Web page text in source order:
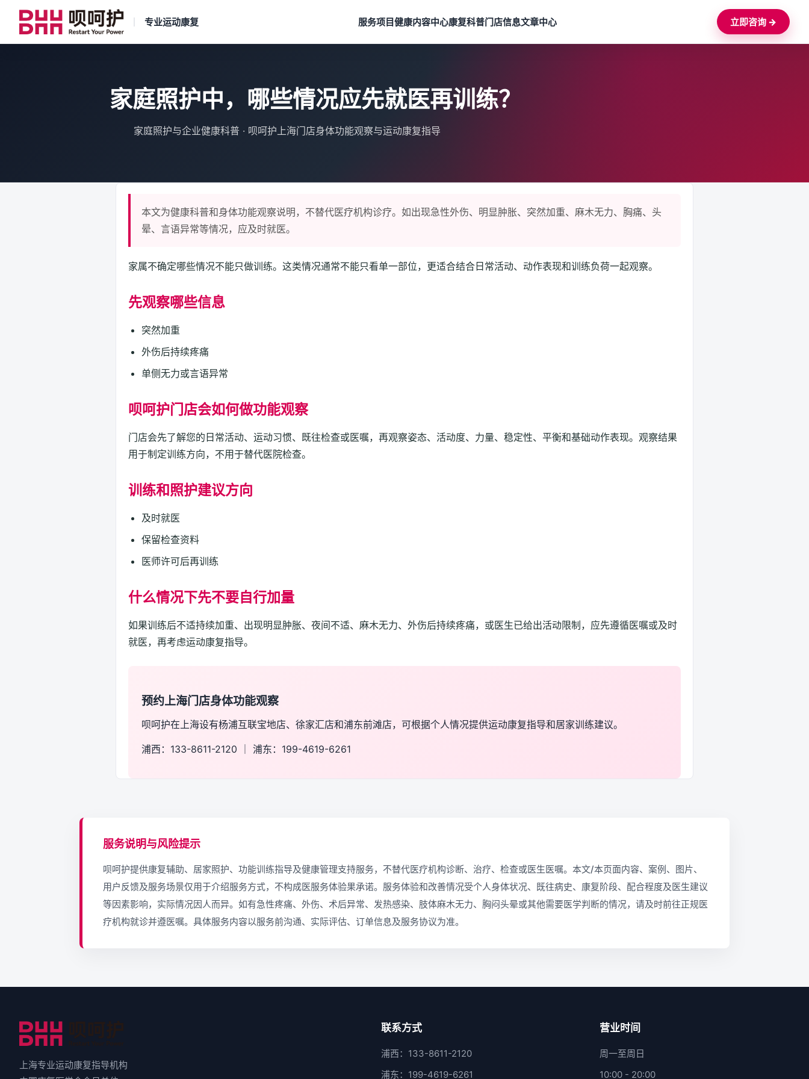
专业运动康复 服务项目健康内容中心康复科普门店信息文章中心 立即咨询 →
家庭照护中，哪些情况应先就医再训练？
家庭照护与企业健康科普 · 呗呵护上海门店身体功能观察与运动康复指导
本文为健康科普和身体功能观察说明，不替代医疗机构诊疗。如出现急性外伤、明显肿胀、突然加重、麻木无力、胸痛、头
晕、言语异常等情况，应及时就医。
家属不确定哪些情况不能只做训练。这类情况通常不能只看单一部位，更适合结合日常活动、动作表现和训练负荷一起观察。
先观察哪些信息
突然加重
外伤后持续疼痛
单侧无力或言语异常
呗呵护门店会如何做功能观察
门店会先了解您的日常活动、运动习惯、既往检查或医嘱，再观察姿态、活动度、力量、稳定性、平衡和基础动作表现。观察结果
用于制定训练方向，不用于替代医院检查。
训练和照护建议方向
及时就医
保留检查资料
医师许可后再训练
什么情况下先不要自行加量
如果训练后不适持续加重、出现明显肿胀、夜间不适、麻木无力、外伤后持续疼痛，或医生已给出活动限制，应先遵循医嘱或及时
就医，再考虑运动康复指导。
预约上海门店身体功能观察
呗呵护在上海设有杨浦互联宝地店、徐家汇店和浦东前滩店，可根据个人情况提供运动康复指导和居家训练建议。
浦西：133-8611-2120 ｜ 浦东：199-4619-6261
服务说明与风险提示
呗呵护提供康复辅助、居家照护、功能训练指导及健康管理支持服务，不替代医疗机构诊断、治疗、检查或医生医嘱。本文/本页面内容、案例、图片、
用户反馈及服务场景仅用于介绍服务方式，不构成医服务体验果承诺。服务体验和改善情况受个人身体状况、既往病史、康复阶段、配合程度及医生建议
等因素影响，实际情况因人而异。如有急性疼痛、外伤、术后异常、发热感染、肢体麻木无力、胸闷头晕或其他需要医学判断的情况，请及时前往正规医
疗机构就诊并遵医嘱。具体服务内容以服务前沟通、实际评估、订单信息及服务协议为准。
上海专业运动康复指导机构
联系方式
浦西：133-8611-2120
浦东：199-4619-6261
营业时间
周一至周日
10:00 - 20:00